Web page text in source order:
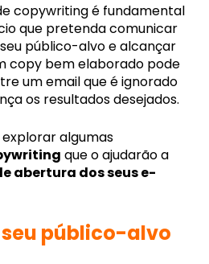
copywriting é fundamental
que pretenda comunicar
público-alvo e alcançar
copy bem elaborado pode
um email que é ignorado
os resultados desejados.
algumas
que o ajudarão a
abertura dos seus e-
seu público-alvo